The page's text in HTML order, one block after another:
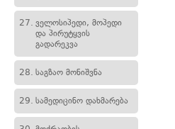
27. ველოსიპედი, მოპედი
და პირუტყვის
გადარეკვა
28. საგზაო მონიშვნა
29. სამედიცინო დახმარება